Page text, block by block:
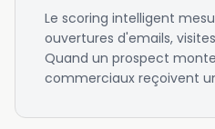
Le scoring intelligent
ouvertures d'emails,
Quand un prospect
commerciaux reçoivent